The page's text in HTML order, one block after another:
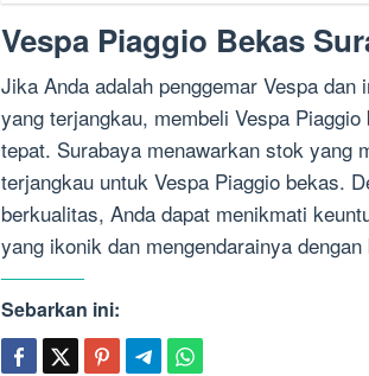
Vespa Piaggio Bekas
Jika Anda adalah penggemar Vespa
yang terjangkau, membeli Vespa
tepat. Surabaya menawarkan stok yang
terjangkau untuk Vespa Piaggio bekas.
berkualitas, Anda dapat menikmati
yang ikonik dan mengendarainya
Sebarkan ini: